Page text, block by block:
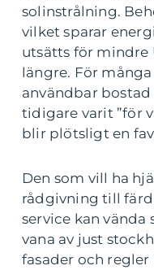
solinstrålning.
vilket sparar
utsätts för mindre
längre. För
användbar
tidigare varit ”för
blir plötsligt en
Den som vill ha
rådgivning till
service kan
vana av just
fasader och regler